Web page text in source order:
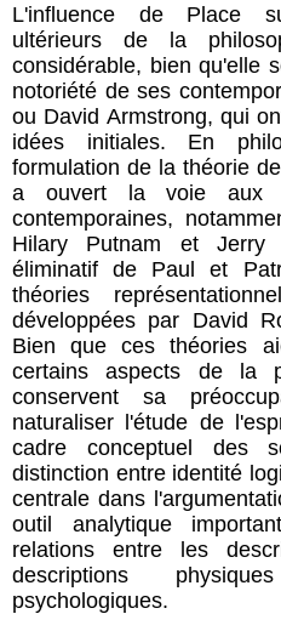
L'influence de Place
ultérieurs de la
considérable, bien qu'elle
notoriété de ses
ou David Armstrong, qui
idées initiales. En
formulation de la théorie
a ouvert la voie aux
contemporaines,
Hilary Putnam et Jerry
éliminatif de Paul et
théories
développées par David
Bien que ces théories
certains aspects de la
conservent sa
naturaliser l'étude de
cadre conceptuel des
distinction entre identité
centrale dans
outil analytique
relations entre les
descriptions
psychologiques.